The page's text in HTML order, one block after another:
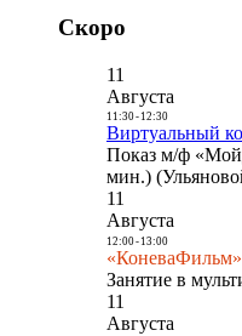
Скоро
11
Августа
11:30- 12:30
Виртуальный
Показ м/ф
мин.)
11
Августа
12:00- 13:00
Занятие в
11
Августа